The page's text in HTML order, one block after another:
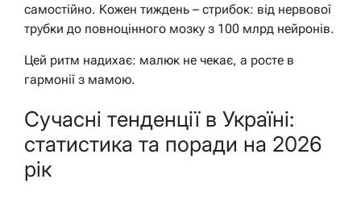
самостійно. Кожен тиждень – стрибок: від нервової
трубки до повноцінного мозку з 100 млрд нейронів.
Цей ритм надихає: малюк не чекає, а росте в
гармонії з мамою.
Сучасні тенденції в Україні:
статистика та поради на 2026
рік